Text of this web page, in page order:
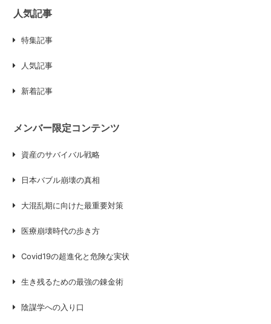
人気記事
特集記事
人気記事
新着記事
メンバー限定コンテンツ
資産のサバイバル戦略
日本バブル崩壊の真相
大混乱期に向けた最重要対策
医療崩壊時代の歩き方
Covid19の超進化と危険な実状
生き残るための最強の錬金術
陰謀学への入り口